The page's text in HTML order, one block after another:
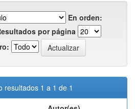
En orden:
por página
resultados 1 a 1 de 1